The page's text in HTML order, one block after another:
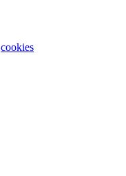
cookies